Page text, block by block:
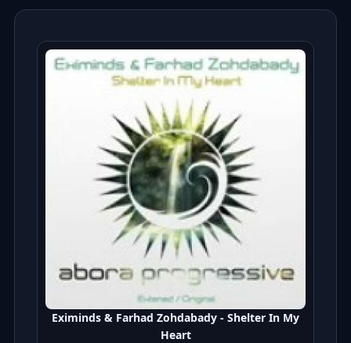
Eximinds & Farhad Zohdabady - Shelter In My
Heart